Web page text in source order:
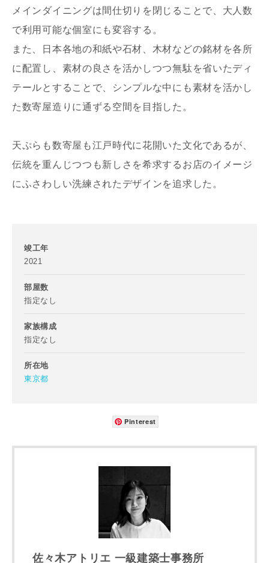
メインダイニングは間仕切りを閉じることで、大人数
で利用可能な個室にも変容する。
また、日本各地の和紙や石材、木材などの銘材を各所
に配置し、素材の良さを活かしつつ無駄を省いたディ
テールとすることで、シンプルな中にも素材を活かし
た数寄屋造りに通ずる空間を目指した。
天ぷらも数寄屋も江戸時代に花開いた文化であるが、
伝統を重んじつつも新しさを希求するお店のイメージ
にふさわしい洗練されたデザインを追求した。
竣工年
2021
部屋数
指定なし
家族構成
指定なし
所在地
東京都
Pinterest
佐々木アトリエ 一級建築士事務所
お名前
メールアドレス
ご住所
郵便番号
市区町村
番地、建物名